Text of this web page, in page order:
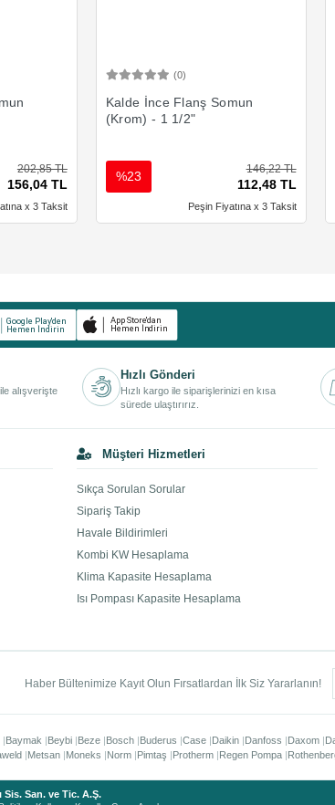
202,85 TL
156,04 TL
x 3 Taksit
(0)
Kalde İnce Flanş Somun
(Krom) - 1 1/2"
146,22 TL
112,48 TL
%23
Peşin Fiyatına x 3 Taksit
alışverişte
Hızlı Gönderi
Hızlı kargo ile siparişlerinizi en kısa
sürede ulaştırırız.
Müşteri Hizmetleri
Sıkça Sorulan Sorular
Sipariş Takip
Havale Bildirimleri
Kombi KW Hesaplama
Klima Kapasite Hesaplama
Isı Pompası Kapasite Hesaplama
Haber Bültenimize Kayıt Olun Fırsatlardan İlk Siz Yararlanın!
Baymak Beybi Beze Bosch Buderus Case Daikin Danfoss Daxom
Metsan Moneks Norm Pimtaş Protherm Regen Pompa
Sis. San. ve Tic. A.Ş.